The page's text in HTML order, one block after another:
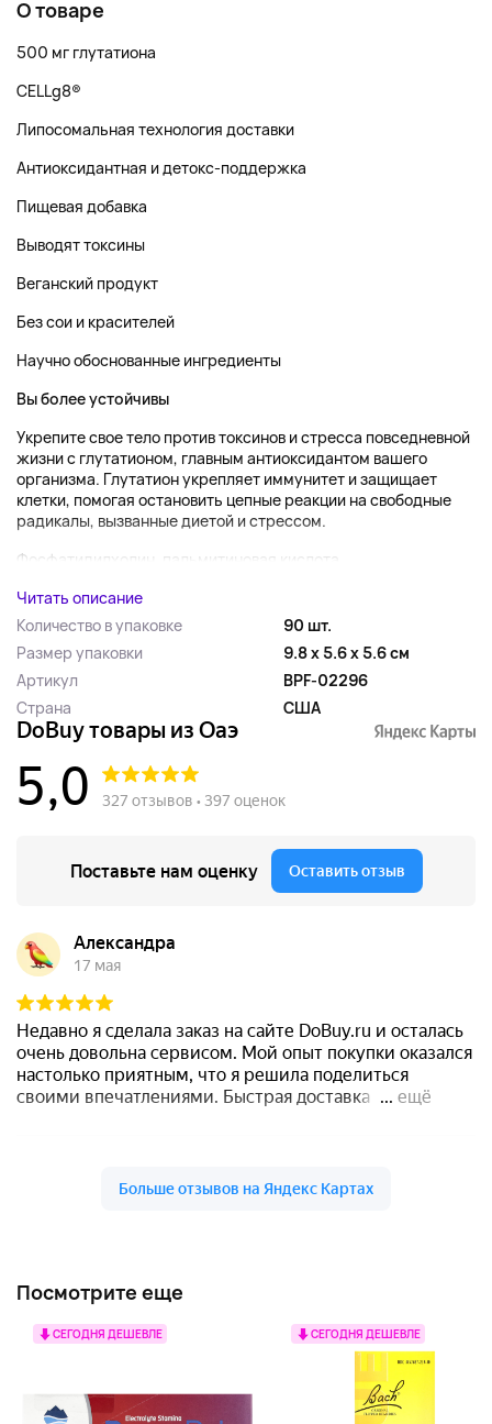
О товаре
500 мг глутатиона
CELLg8®
Липосомальная технология доставки
Антиоксидантная и детокс-поддержка
Пищевая добавка
Выводят токсины
Веганский продукт
Без сои и красителей
Научно обоснованные ингредиенты
Вы более устойчивы
Укрепите свое тело против токсинов и стресса повседневной
жизни с глутатионом, главным антиоксидантом вашего
организма. Глутатион укрепляет иммунитет и защищает
клетки, помогая остановить цепные реакции на свободные
радикалы, вызванные диетой и стрессом.
Фосфатидилхолин, пальмитиновая кислота,...
Читать описание
Количество в упаковке
90 шт.
Размер упаковки
9.8 x 5.6 x 5.6 см
Артикул
BPF-02296
Страна
США
Посмотрите еще
СЕГОДНЯ ДЕШЕВЛЕ СЕГОДНЯ ДЕШЕВЛЕ